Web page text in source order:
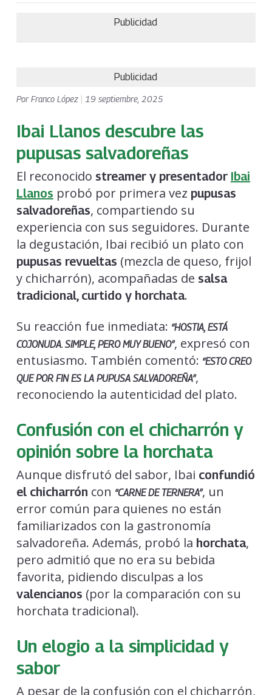
Publicidad
Publicidad
PorFranco López 19 septiembre, 2025
Ibai Llanos descubre las
pupusas salvadoreñas
El reconocido streamer y presentador Ibai
Llanos probó por primera vez pupusas
salvadoreñas, compartiendo su
experiencia con sus seguidores. Durante
la degustación, Ibai recibió un plato con
pupusas revueltas (mezcla de queso, frijol
y chicharrón), acompañadas de salsa
tradicional, curtido y horchata.
Su reacción fue inmediata: “HOSTIA, ESTÁ
COJONUDA. SIMPLE, PERO MUY BUENO”, expresó con
entusiasmo. También comentó: “ESTO CREO
QUE POR FIN ES LA PUPUSA SALVADOREÑA”,
reconociendo la autenticidad del plato.
Confusión con el chicharrón y
opinión sobre la horchata
Aunque disfrutó del sabor, Ibai confundió
el chicharrón con “CARNE DE TERNERA”, un
error común para quienes no están
familiarizados con la gastronomía
salvadoreña. Además, probó la horchata,
pero admitió que no era su bebida
favorita, pidiendo disculpas a los
valencianos (por la comparación con su
horchata tradicional).
Un elogio a la simplicidad y
sabor
A pesar de la confusión con el chicharrón,